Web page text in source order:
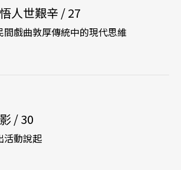
人世艱辛 / 27
戲曲敦厚傳統中的現代思維
/ 30
活動說起